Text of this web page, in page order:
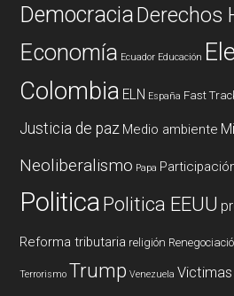
DemocraciaDerechos
Economía Ecuador Educación
Colombia ELN España Fast
Justicia de paz Medio ambiente
Neoliberalismo Papa
PoliticaPolitica EEUU
Reforma tributaria religión
Terrorismo Trump Venezuela Victimas